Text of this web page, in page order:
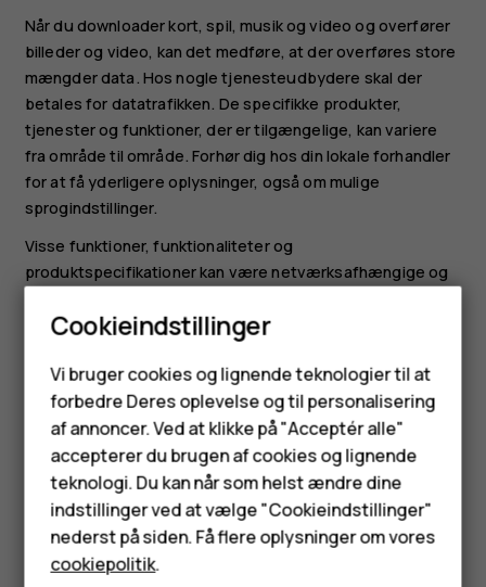
Smartphones
Feature-telefoner
Tilbehør
HMD Terra M
Tablets
Når du downloader kort, spil, musik og video og overfører
billeder og video, kan det medføre, at der overføres store
mængder data. Hos nogle tjenesteudbydere skal der
betales for datatrafikken. De specifikke produkter,
tjenester og funktioner, der er tilgængelige, kan variere
fra område til område. Forhør dig hos din lokale forhandler
for at få yderligere oplysninger, også om mulige
sprogindstillinger.
Visse funktioner, funktionaliteter og
produktspecifikationer kan være netværksafhængige og
Alle specifikationer, funktioner og andre
HMD Globals politik om beskyttelse af personlige
oplysninger, som er tilgængelig på
http://www.hmd.com/privacy]
http://www.hmd.com/privacy), gælder for din brug af
enheden.
HMD Global Oy har eksklusiv licens til Nokia-mærket til
telefoner og tablets. Nokia er et registreret varemærke
Cookieindstillinger
Vi bruger cookies og lignende teknologier til at
forbedre Deres oplevelse og til personalisering
af annoncer. Ved at klikke på "Acceptér alle"
accepterer du brugen af cookies og lignende
teknologi. Du kan når som helst ændre dine
indstillinger ved at vælge "Cookieindstillinger"
nederst på siden. Få flere oplysninger om vores
cookiepolitik.